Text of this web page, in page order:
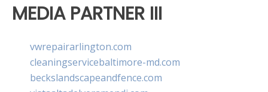
MEDIA PARTNER III
vwrepairarlington.com
cleaningservicebaltimore-md.com
beckslandscapeandfence.com